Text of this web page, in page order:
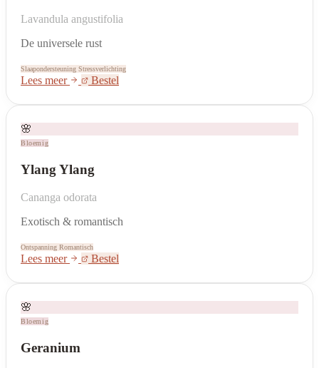
Lavandula angustifolia
De universele rust
Slaapondersteuning Stressverlichting
Lees meer Bestel
🌸
Bloemig
Ylang Ylang
Cananga odorata
Exotisch & romantisch
Ontspanning Romantisch
Lees meer Bestel
🌸
Bloemig
Geranium